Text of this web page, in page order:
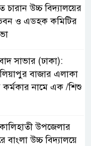
চারান উচ্চ বিদ্যালয়ের
ও এডহক কমিটির
সাভার (ঢাকা):
বাজার এলাকা
কর্মকার নামে এক /শিশু
কালিহাতী উপজেলার
বাংলা উচ্চ বিদ্যালয়ে